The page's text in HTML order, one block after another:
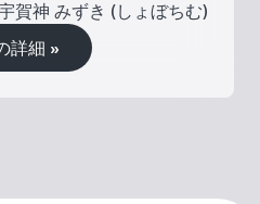
賀神 みずき (しょぼちむ)
詳細 »